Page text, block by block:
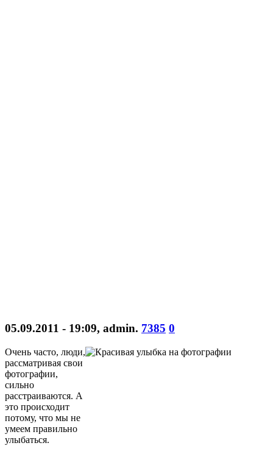
05.09.2011 - 19:09, admin. 7385 0
Очень часто, люди,
рассматривая свои
фотографии,
сильно
расстраиваются. А
это происходит
потому, что мы не
умеем правильно
улыбаться.